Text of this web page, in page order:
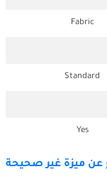
Fabric
Standard
Yes
عن ميزة غير صحيحة